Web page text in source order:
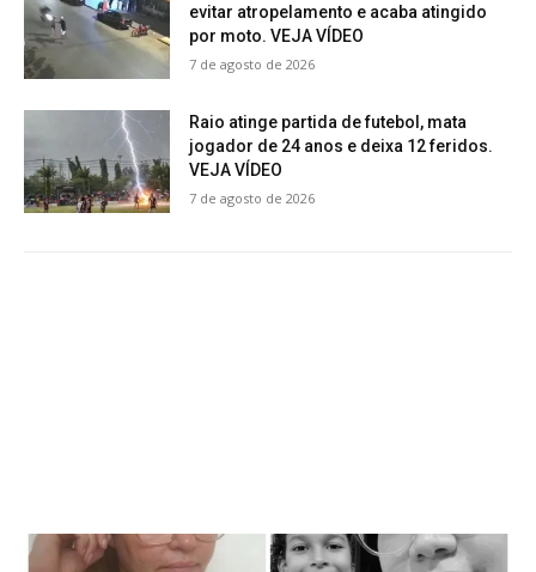
evitar atropelamento e acaba atingido
por moto. VEJA VÍDEO
7 de agosto de 2026
Raio atinge partida de futebol, mata
jogador de 24 anos e deixa 12 feridos.
VEJA VÍDEO
7 de agosto de 2026